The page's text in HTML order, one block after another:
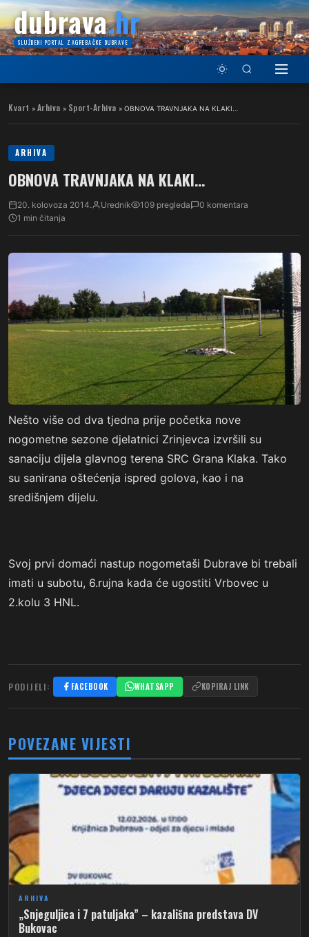
dubrava.hr
SLUŽBENI PORTAL ZAGREBAČKE DUBRAVE
Kvart » Arhiva » Sport-Arhiva » OBNOVA TRAVNJAKA NA KLAKI…
ARHIVA
OBNOVA TRAVNJAKA NA KLAKI…
20. kolovoza 2014. Urednik 109 pregleda
0 komentara
1 min čitanja
Nešto više od dva tjedna prije početka nove
nogometne sezone djelatnici Zrinjevca izvršili su
sanaciju dijela glavnog terena SRC Grana Klaka. Tako
su sanirana oštećenja ispred golova, kao i na
središnjem dijelu.
Svoj prvi domaći nastup nogometaši Dubrave bi trebali
imati u subotu, 6.rujna kada će ugostiti Vrbovec u
2.kolu 3 HNL.
PODIJELI: FACEBOOK WHATSAPP KOPIRAJ LINK
POVEZANE VIJESTI
ARHIVA
„Snjeguljica i 7 patuljaka” – kazališna predstava DV
Bukovac